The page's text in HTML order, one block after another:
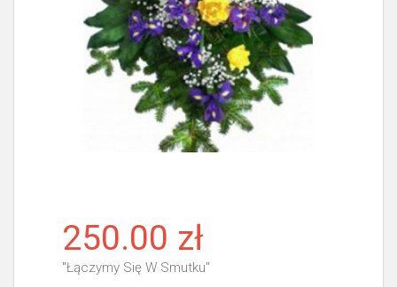
250.00 zł
"Łączymy Się W Smutku"